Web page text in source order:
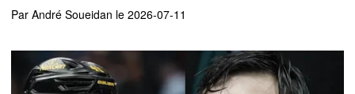
Par André Soueidan le 2026-07-11